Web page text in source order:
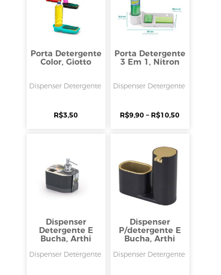
Porta Detergente
Color, Giotto
Dispenser Detergente
R$3,50
Porta Detergente
3 Em 1, Nitron
Dispenser Detergente
R$9,90 – R$10,50
Dispenser
Detergente E
Bucha, Arthi
Dispenser Detergente
Dispenser
P/detergente E
Bucha, Arthi
Dispenser Detergente